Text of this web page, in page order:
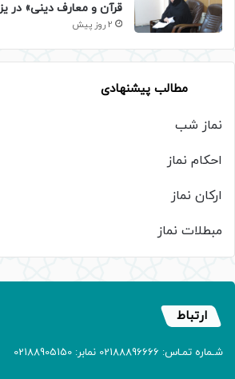
قرآن و معارف دینی» در
2 روز پیش
مطالب پیشنهادی
نماز شب
احکام نماز
ارکان نماز
مبطلات نماز
ارتباط
شـماره تمـاس: 02188896666 نمابر: 02188905150